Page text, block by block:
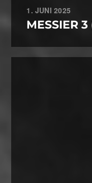
1. JUNI 2025
MESSIER